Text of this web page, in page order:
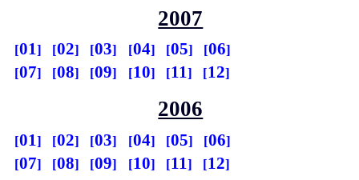
2007
01 02 03 04 05
06
07
08 09 10 11 12
2006
01 02 03 04 05
06
07
08 09 10 11 12